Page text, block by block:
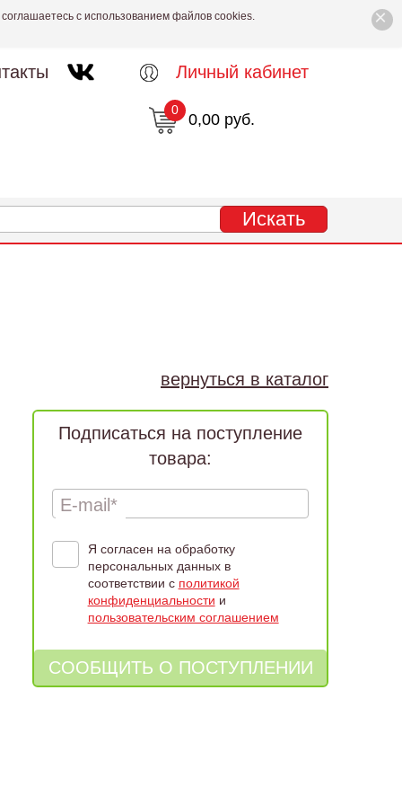
×
с использованием файлов cookies.
Личный кабинет
0,00 руб.
0
вернуться в каталог
Подписаться на поступление
товара:
E-mail*
Я согласен на обработку
персональных данных в
соответствии с политикой
конфиденциальности и
пользовательским соглашением